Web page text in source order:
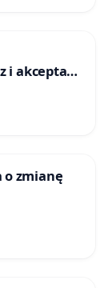
i akceptacji
o zmianę